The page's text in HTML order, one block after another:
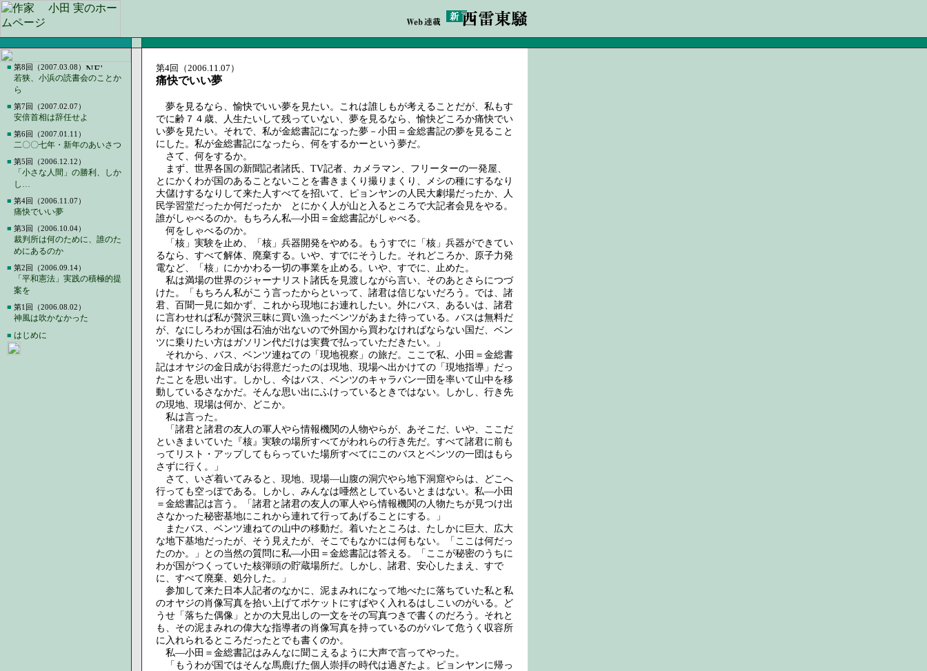
■ 第8回（2007.03.08）
若狭、小浜の読書会のことか
ら
■ 第7回（2007.02.07）
安倍首相は辞任せよ
■ 第6回（2007.01.11）
二〇〇七年・新年のあいさつ
■ 第5回（2006.12.12）
「小さな人間」の勝利、しか
し…
■ 第4回（2006.11.07）
痛快でいい夢
■ 第3回（2006.10.04）
裁判所は何のために、誰のた
めにあるのか
■ 第2回（2006.09.14）
「平和憲法」実践の積極的提
案を
■ 第1回（2006.08.02）
神風は吹かなかった
■ はじめに
第4回（2006.11.07）
痛快でいい夢
夢を見るなら、愉快でいい夢を見たい。これは誰しもが考えることだが、私もす
でに齢７４歳、人生たいして残っていない、夢を見るなら、愉快どころか痛快でい
い夢を見たい。それで、私が金総書記になった夢－小田＝金総書記の夢を見ること
にした。私が金総書記になったら、何をするかーという夢だ。
さて、何をするか。
まず、世界各国の新聞記者諸氏、TV記者、カメラマン、フリーターの一発屋、
とにかくわが国のあることないことを書きまくり撮りまくり、メシの種にするなり
大儲けするなりして来た人すべてを招いて、ピョンヤンの人民大劇場だったか、人
民学習堂だったか何だったか とにかく人が山と入るところで大記者会見をやる。
誰がしゃべるのか。もちろん私―小田＝金総書記がしゃべる。
何をしゃべるのか。
「核」実験を止め、「核」兵器開発をやめる。もうすでに「核」兵器ができてい
るなら、すべて解体、廃棄する。いや、すでにそうした。それどころか、原子力発
電など、「核」にかかわる一切の事業を止める。いや、すでに、止めた。
私は満場の世界のジャーナリスト諸氏を見渡しながら言い、そのあとさらにつづ
けた。「もちろん私がこう言ったからといって、諸君は信じないだろう。では、諸
君、百聞一見に如かず、これから現地にお連れしたい。外にバス、あるいは、諸君
に言わせれば私が贅沢三昧に買い漁ったベンツがあまた待っている。バスは無料だ
が、なにしろわが国は石油が出ないので外国から買わなければならない国だ、ベン
ツに乗りたい方はガソリン代だけは実費で払っていただきたい。」
それから、バス、ベンツ連ねての「現地視察」の旅だ。ここで私、小田＝金総書
記はオヤジの金日成がお得意だったのは現地、現場へ出かけての「現地指導」だっ
たことを思い出す。しかし、今はバス、ベンツのキャラバン一団を率いて山中を移
動しているさなかだ。そんな思い出にふけっているときではない。しかし、行き先
の現地、現場は何か、どこか。
私は言った。
「諸君と諸君の友人の軍人やら情報機関の人物やらが、あそこだ、いや、ここだ
といきまいていた『核』実験の場所すべてがわれらの行き先だ。すべて諸君に前も
ってリスト・アップしてもらっていた場所すべてにこのバスとベンツの一団はもら
さずに行く。」
さて、いざ着いてみると、現地、現場―山腹の洞穴やら地下洞窟やらは、どこへ
行っても空っぽである。しかし、みんなは唖然としているいとまはない。私―小田
＝金総書記は言う。「諸君と諸君の友人の軍人やら情報機関の人物たちが見つけ出
さなかった秘密基地にこれから連れて行ってあげることにする。」
またバス、ベンツ連ねての山中の移動だ。着いたところは、たしかに巨大、広大
な地下基地だったが、そう見えたが、そこでもなかには何もない。「ここは何だっ
たのか。」との当然の質問に私―小田＝金総書記は答える。「ここが秘密のうちに
わが国がつくっていた核弾頭の貯蔵場所だ。しかし、諸君、安心したまえ、すで
に、すべて廃棄、処分した。」
参加して来た日本人記者のなかに、泥まみれになって地べたに落ちていた私と私
のオヤジの肖像写真を拾い上げてポケットにすばやく入れるはしこいのがいる。ど
うせ「落ちた偶像」とかの大見出しの一文をその写真つきで書くのだろう。それと
も、その泥まみれの偉大な指導者の肖像写真を持っているのがバレて危うく収容所
に入れられるところだったとでも書くのか。
私―小田＝金総書記はみんなに聞こえるように大声で言ってやった。
「もうわが国ではそんな馬鹿げた個人崇拝の時代は過ぎたよ。ピョンヤンに帰っ